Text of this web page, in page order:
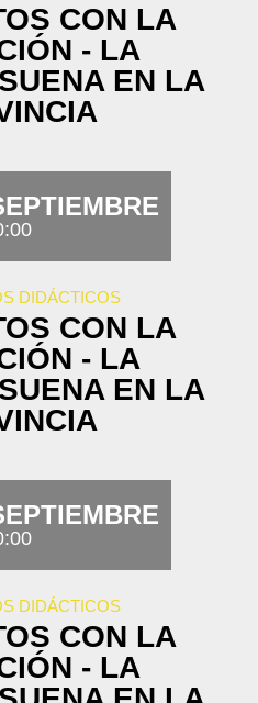
CON LA
- LA
EN LA
DIDÁCTICOS
CON LA
- LA
EN LA
DIDÁCTICOS
CON LA
- LA